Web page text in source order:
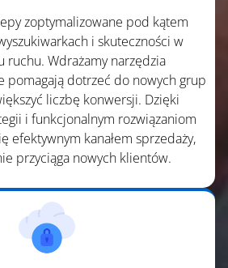
zoptymalizowane pod kątem
i skuteczności w
ruchu. Wdrażamy narzędzia
pomagają dotrzeć do nowych grup
liczbę konwersji. Dzięki
i funkcjonalnym rozwiązaniom
efektywnym kanałem sprzedaży,
przyciąga nowych klientów.